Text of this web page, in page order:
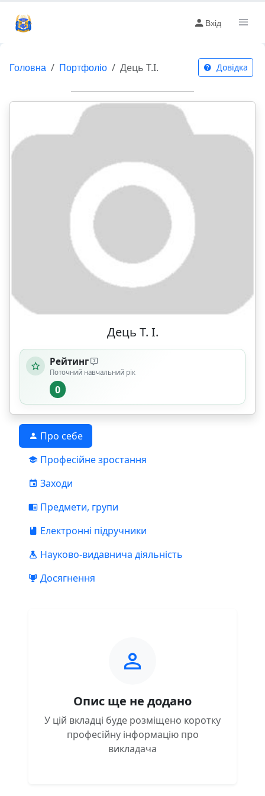
Вхід
Головна Портфоліо Дець Т.І. Довідка
Дець Т. І.
Рейтинг
Поточний навчальний рік
0
Про себе
Професійне зростання
Заходи
Предмети, групи
Електронні підручники
Науково-видавнича діяльність
Досягнення
Опис ще не додано
У цій вкладці буде розміщено коротку
професійну інформацію про
викладача